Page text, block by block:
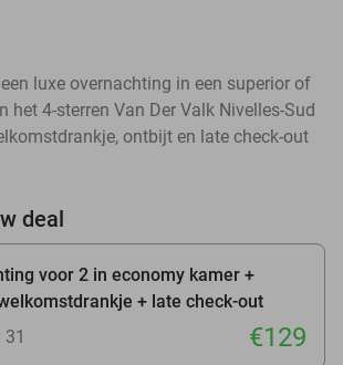
luxe overnachting in een superior of
het 4-sterren Van Der Valk Nivelles-Sud
ontbijt en late check-out
deal
voor 2 in economy kamer +
+ late check-out
€129